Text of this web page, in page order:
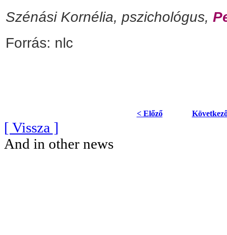
Szénási Kornélia, pszichológus,
Forrás: nlc
< Előző
[ Vissza ]
And in other news